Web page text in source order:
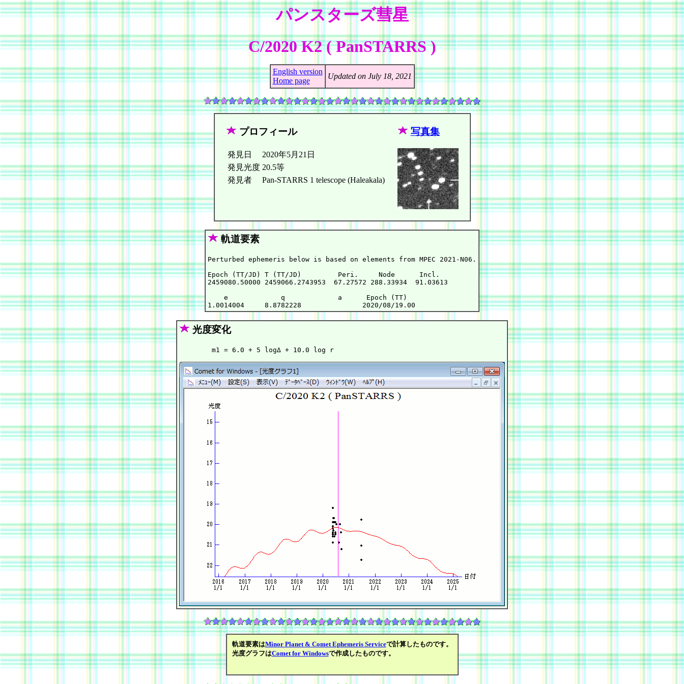
パンスターズ彗星
C/2020 K2 ( PanSTARRS )
English version
Home page
Updated on July 18, 2021
プロフィール
発見日
2020年5月21日
発見光度 20.5等
発見者
Pan-STARRS 1 telescope (Haleakala)
写真集
軌道要素
Perturbed ephemeris below is based on elements from MPEC 2021-N06.
Epoch (TT/JD) T (TT/JD)         Peri.     Node      Incl.
2459080.50000 2459066.2743953  67.27572 288.33934  91.03613
    e             q             a      Epoch (TT)
光度変化
軌道要素はMinor Planet & Comet Ephemeris Serviceで計算したものです。
光度グラフはComet for Windowsで作成したものです。